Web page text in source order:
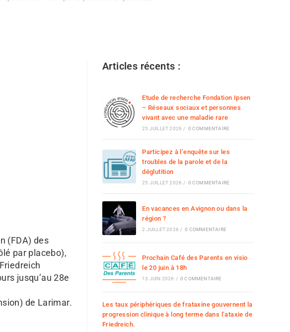
(FDA) des
par placebo),
jusqu’au 28e
de Larimar.
Articles récents :
Etude de recherche Fondation Ipsen
– Réseaux sociaux et personnes
vivant avec une maladie rare
25 JUILLET 2026 / 0 COMMENTAIRE
Participez à l’enquête sur les
troubles de la parole et de la
déglutition
25 JUILLET 2026 / 0 COMMENTAIRE
En vacances en Avignon ou dans la
région ?
2 JUILLET 2026 / 0 COMMENTAIRE
Prochain Café des Parents en visio
le 20 juin à 18h
13 JUIN 2026 / 0 COMMENTAIRE
Les taux périphériques de frataxine gouvernent la
progression clinique à long terme dans l’ataxie de
Friedreich.